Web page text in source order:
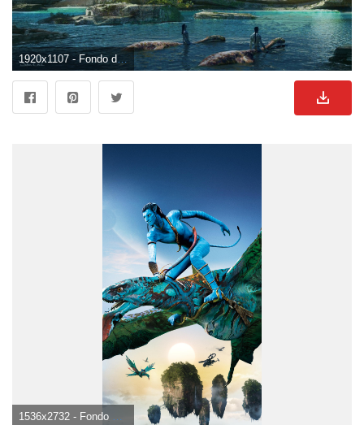
1920x1107 - Fondo de pantalla de 1920x1107. Imágen de Avatar.
1536x2732 - Fondo de pantalla de 1536x2732. Imágen de Avatar.